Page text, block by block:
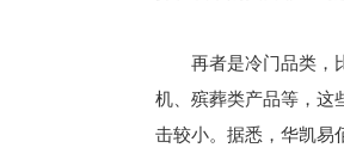
再者是冷门品类，
机、殡葬类产品等，这
击较小。据悉，华凯易